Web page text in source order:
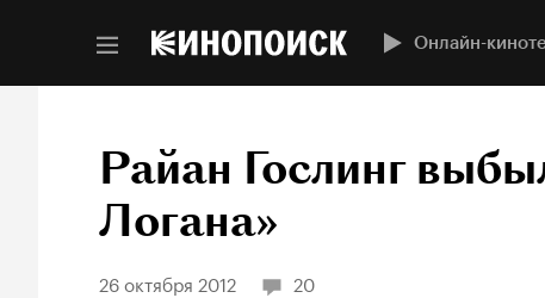
Онлайн-
Райан Гослинг
Логана»
26 октября 2012 20